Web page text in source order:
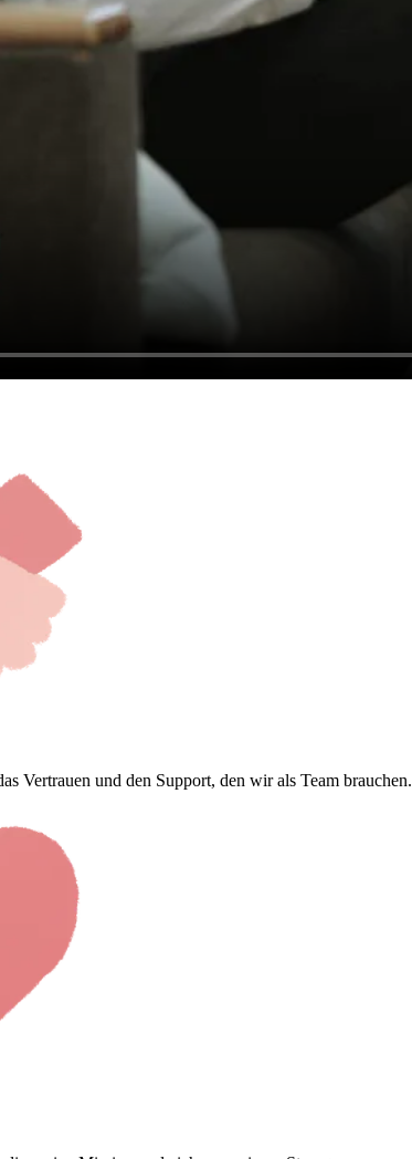
Vertrauen und den Support, den wir als Team brauchen.